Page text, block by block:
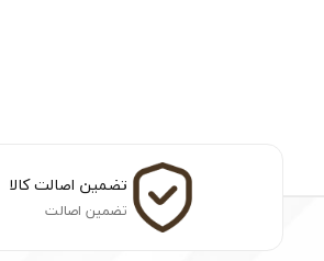
تضمین اصالت کالا
تضمین اصالت